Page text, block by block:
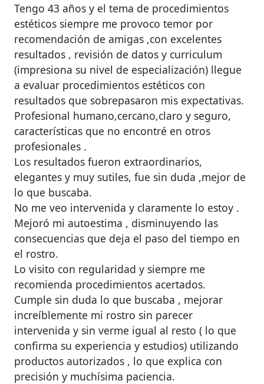
Tengo 43 años y el tema de procedimientos
estéticos siempre me provoco temor por
recomendación de amigas ,con excelentes
resultados , revisión de datos y curriculum
(impresiona su nivel de especialización) llegue
a evaluar procedimientos estéticos con
resultados que sobrepasaron mis expectativas.
Profesional humano,cercano,claro y seguro,
características que no encontré en otros
profesionales .
Los resultados fueron extraordinarios,
elegantes y muy sutiles, fue sin duda ,mejor de
lo que buscaba.
No me veo intervenida y claramente lo estoy .
Mejoró mi autoestima , disminuyendo las
consecuencias que deja el paso del tiempo en
el rostro.
Lo visito con regularidad y siempre me
recomienda procedimientos acertados.
Cumple sin duda lo que buscaba , mejorar
increíblemente mi rostro sin parecer
intervenida y sin verme igual al resto ( lo que
confirma su experiencia y estudios) utilizando
productos autorizados , lo que explica con
precisión y muchísima paciencia.